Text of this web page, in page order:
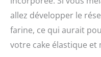
allez développer le
farine, ce qui aurait
votre cake élastique et